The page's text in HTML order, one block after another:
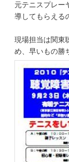
元テニスプレー
導してもらえる
現場担当は関東
め、早いもの勝